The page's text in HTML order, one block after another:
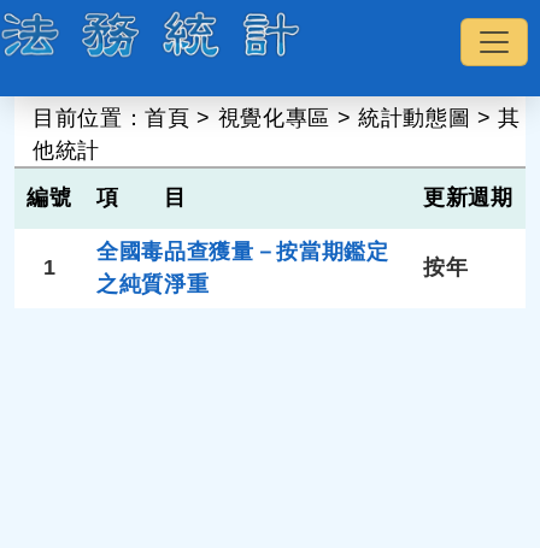
目前位置：首頁 > 視覺化專區 >統計動態圖 >其
他統計
編號
項 目 更新週期
1
全國毒品查獲量－按當期鑑定
之純質淨重
按年